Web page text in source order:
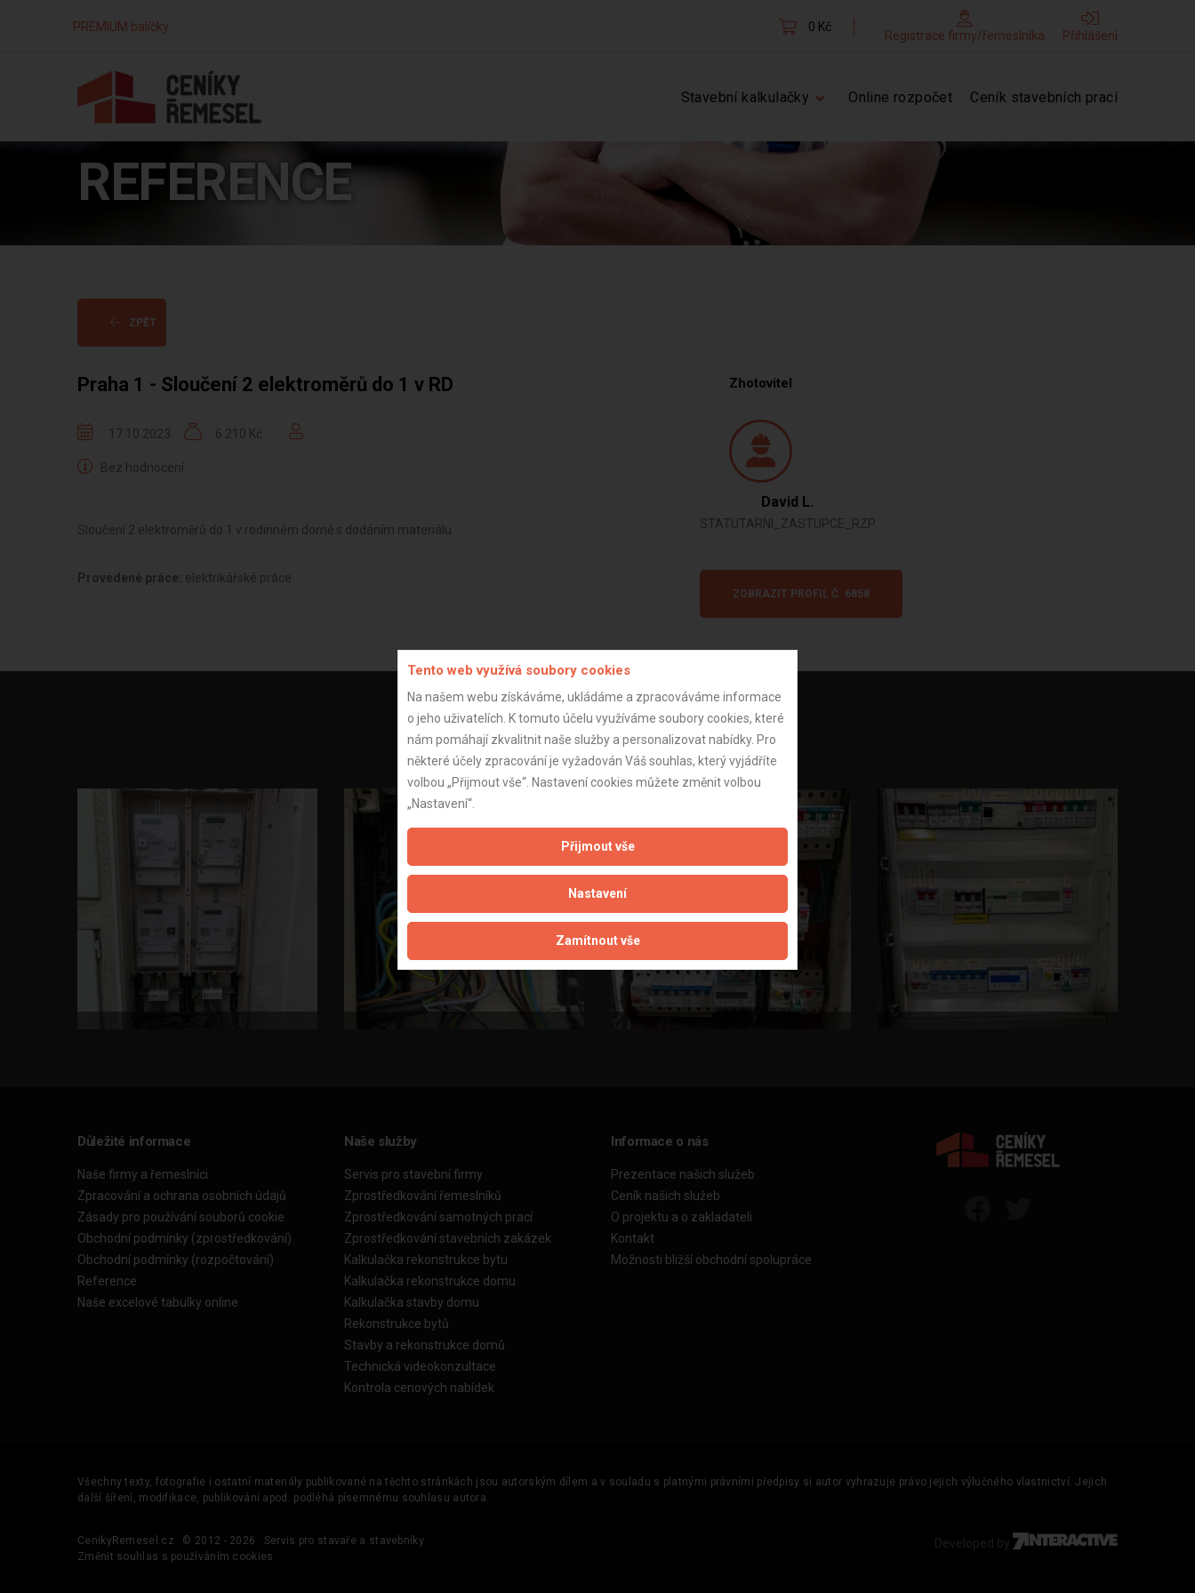
PREMIUM balíčky 0 Kč
Registrace firmy/řemeslníka Přihlášení
Stavební kalkulačky Online rozpočet Ceník stavebních prací
REFERENCE
ZPĚT
Praha 1 - Sloučení 2 elektroměrů do 1 v RD
17.10.2023 6 210 Kč
Bez hodnocení
Sloučení 2 elektroměrů do 1 v rodinném domě s dodáním materiálu
Provedené práce: elektrikářské práce
Zhotovitel
David L.
STATUTARNI_ZASTUPCE_RZP
ZOBRAZIT PROFIL Č. 6858
Fotogalerie projektu
Důležité informace
Naše firmy a řemeslníci
Zpracování a ochrana osobních údajů
Zásady pro používání souborů cookie
Obchodní podmínky (zprostředkování)
Obchodní podmínky (rozpočtování)
Reference
Naše excelové tabulky online
Naše služby
Servis pro stavební firmy
Zprostředkování řemeslníků
Zprostředkování samotných prací
Zprostředkování stavebních zakázek
Kalkulačka rekonstrukce bytu
Kalkulačka rekonstrukce domu
Kalkulačka stavby domu
Rekonstrukce bytů
Stavby a rekonstrukce domů
Technická videokonzultace
Kontrola cenových nabídek
Informace o nás
Prezentace našich služeb
Ceník našich služeb
O projektu a o zakladateli
Kontakt
Možnosti bližší obchodní spolupráce
Všechny texty, fotografie i ostatní materiály publikované na těchto stránkách jsou autorským dílem a v souladu s platnými právními předpisy si autor vyhrazuje právo jejich výlučného vlastnictví. Jejich
další šíření, modifikace, publikování apod. podléhá písemnému souhlasu autora.
CenikyRemesel.cz © 2012 - 2026
Servis pro stavaře a stavebníky
Změnit souhlas s používáním cookies
Developed by
Tento web využívá soubory cookies
Na našem webu získáváme, ukládáme a zpracováváme informace
o jeho uživatelích. K tomuto účelu využíváme soubory cookies, které
nám pomáhají zkvalitnit naše služby a personalizovat nabídky. Pro
některé účely zpracování je vyžadován Váš souhlas, který vyjádříte
volbou „Přijmout vše“. Nastavení cookies můžete změnit volbou
„Nastavení“.
Přijmout vše
Nastavení
Zamítnout vše